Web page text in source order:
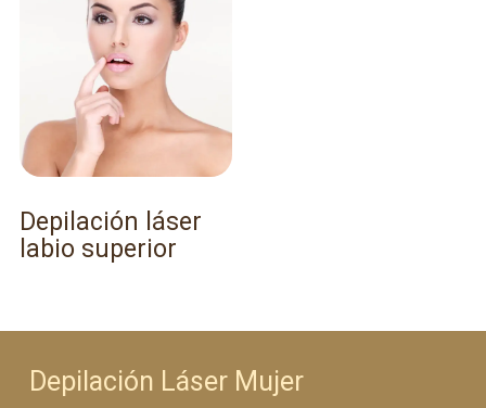
Depilación láser
labio superior
Depilación Láser Mujer